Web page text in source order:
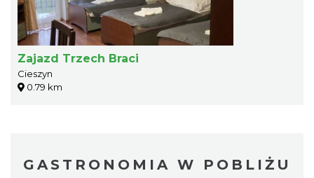
Zajazd Trzech Braci
Cieszyn
0.79 km
GASTRONOMIA W POBLIŻU